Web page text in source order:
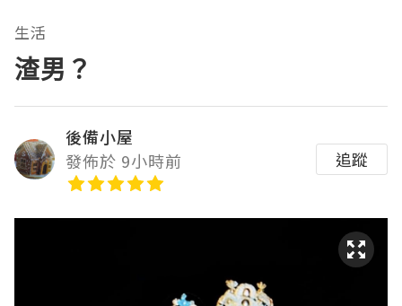
生活
渣男？
後備小屋
發佈於 9小時前
追蹤